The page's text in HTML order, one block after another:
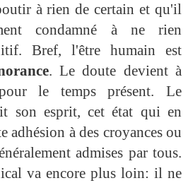
à rien de certain et qu'il
condamné à ne rien
Bref, l'être humain est
. Le doute devient à
le temps présent. Le
son esprit, cet état qui en
adhésion à des croyances ou
admises par tous.
va encore plus loin: il ne